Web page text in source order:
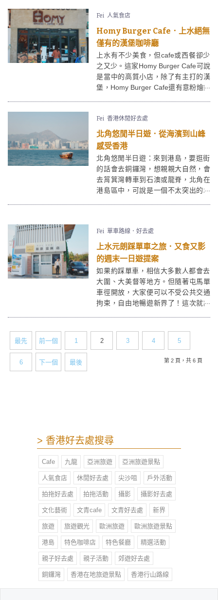
Fei 人氣食店
Homy Burger Cafe．上水絕無
僅有的漢堡咖啡廳
上水有不少美食，但cafe或西餐卻少
之又少。這家Homy Burger Cafe可說
是當中的高質小店，除了有主打的漢
堡，Homy Burger Cafe還有意粉燴飯
Fei 香港休閒好去處
北角悠閒半日遊．從海濱到山峰
感受香港
北角悠閒半日遊：來到港島，要逛街
的話會去銅鑼灣，想親親大自然，會
去筲箕灣轉車到石澳或龍脊，北角在
港島區中，可說是一個不太突出的地
先到cafe嘆個tea，再到春秧街及北角
海濱街拍，並以紅香爐峰觀日落為終
站。
Fei 單車路線．好去處
上水元朗踩單車之旅．又食又影
的週末一日遊提案
如果約踩單車，相信大多數人都會去
大圍、大美督等地方。但隨著屯馬單
車徑開放，大家便可以不受公共交通
拘束，自由地暢遊新界了！這次就讓
最先 前一個 1 2 3 4 5
6 下一個 最後 第 2 頁，共 6 頁
> 香港好去處搜尋
Cafe 九龍 亞洲旅遊 亞洲旅遊景點
人氣食店 休閒好去處 尖沙咀 戶外活動
拍拖好去處 拍拖活動 攝影 攝影好去處
文化藝術 文青cafe 文青好去處 新界
旅遊 旅遊觀光 歐洲旅遊 歐洲旅遊景點
港島 特色咖啡店 特色餐廳 精選活動
親子好去處 親子活動 郊遊好去處
銅鑼灣 香港在地旅遊景點 香港行山路線